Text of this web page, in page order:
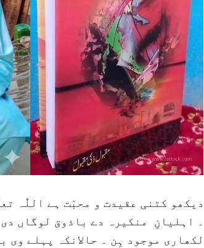
دیکھو کتنی عقیدت و محبّت ہے اللّٰہ
۔ اہلیانِ منکیرہ دے باذوق لوگاں
لکھاری موجود ہِن ۔ حالانکہ پہلے